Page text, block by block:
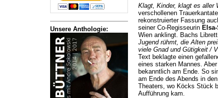
Unsere Anthologie:
Klagt, Kinder, klagt es aller
verschollenen
rekonstruierter Fassung
seiner Co-Regisseurin
Wien anklingt. Bachs
Jugend rühmt, die Alten
viele Gnad und Gütigkeit /
Text beklagte einen
eines starken Mannes.
bekanntlich am Ende. So
am Ende des Abends in
Theaters, wo Köcks Stück
Aufführung kam.